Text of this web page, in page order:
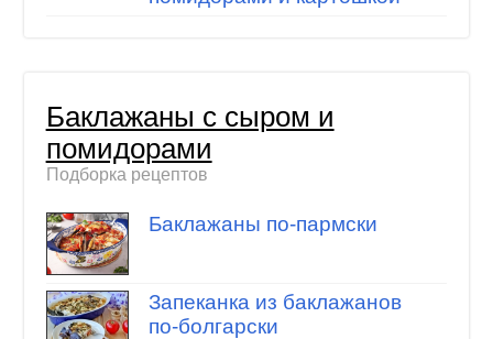
Баклажаны с сыром и
помидорами
Подборка рецептов
Баклажаны по-пармски
Запеканка из баклажанов
по-болгарски